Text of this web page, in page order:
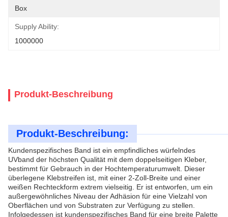
Box
Supply Ability:
1000000
Produkt-Beschreibung
Produkt-Beschreibung:
Kundenspezifisches Band ist ein empfindliches würfelndes
UVband der höchsten Qualität mit dem doppelseitigen Kleber,
bestimmt für Gebrauch in der Hochtemperaturumwelt. Dieser
überlegene Klebstreifen ist, mit einer 2-Zoll-Breite und einer
weißen Rechteckform extrem vielseitig. Er ist entworfen, um ein
außergewöhnliches Niveau der Adhäsion für eine Vielzahl von
Oberflächen und von Substraten zur Verfügung zu stellen.
Infolgedessen ist kundenspezifisches Band für eine breite Palette